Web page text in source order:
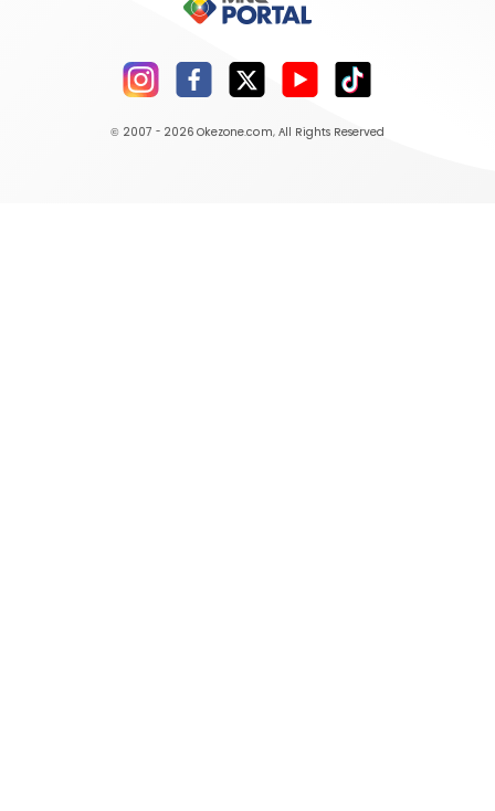
© 2007 - 2026 Okezone.com, All Rights Reserved